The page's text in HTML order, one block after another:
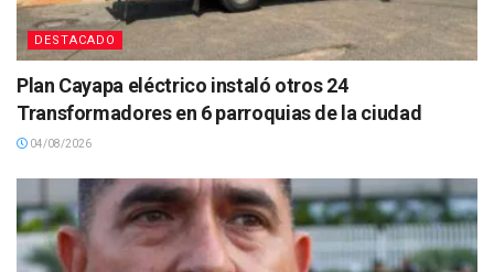
DESTACADO
Plan Cayapa eléctrico instaló otros 24
Transformadores en 6 parroquias de la ciudad
04/08/2026